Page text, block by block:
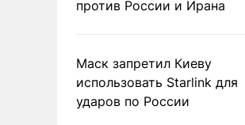
против России и Ирана
Маск запретил Киеву
использовать Starlink для
ударов по России